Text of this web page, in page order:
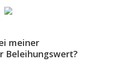
meiner
Beleihungswert?